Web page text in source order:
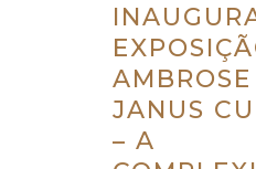
JANUS
– A